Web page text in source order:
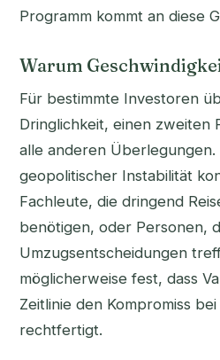
Programm kommt an diese
Warum
Für bestimmte Investoren
Dringlichkeit, einen zweiten
alle anderen
geopolitischer Instabilität
Fachleute, die dringend
benötigen, oder Personen,
Umzugsentscheidungen
möglicherweise fest, dass
Zeitlinie den Kompromiss
rechtfertigt.